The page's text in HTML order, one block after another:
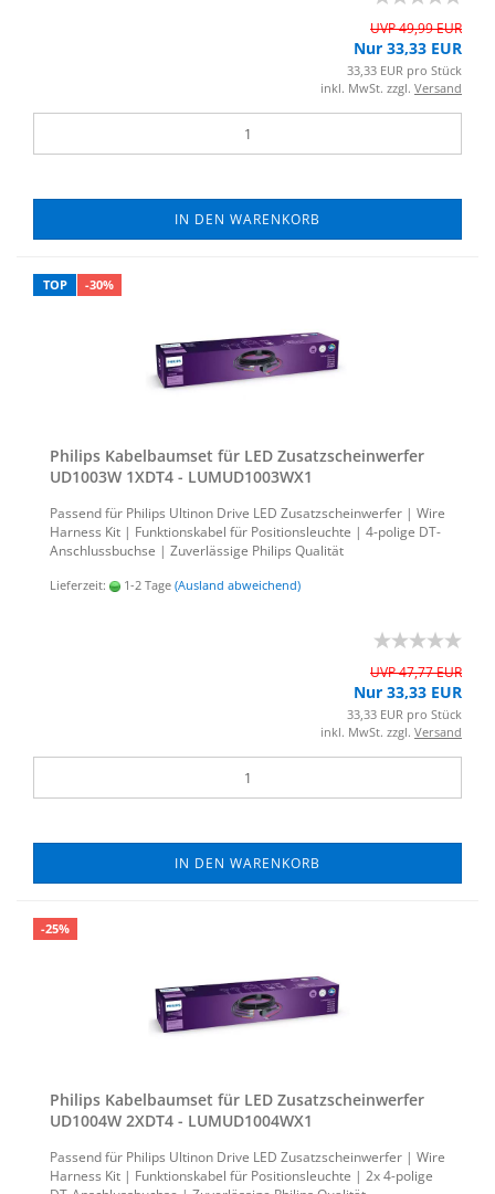
UVP 49,99 EUR
Nur 33,33 EUR
33,33 EUR pro Stück
inkl. MwSt. zzgl. Versand
IN DEN WARENKORB
TOP -30%
Phil­ips Ka­bel­baum­set für LED Zu­satz­schein­wer­fer
UD1003W 1XDT4 - LUMUD1003WX1
Pas­send für Phil­ips Ul­ti­non Drive LED Zu­satz­schein­wer­fer | Wire
Harness Kit | Funk­ti­ons­ka­bel für Po­si­ti­ons­leuch­te | 4-​polige DT-​
Anschlussbuchse | Zu­ver­läs­si­ge Phil­ips Qua­li­tät
Lieferzeit: 1-2 Tage (Ausland abweichend)
UVP 47,77 EUR
Nur 33,33 EUR
33,33 EUR pro Stück
inkl. MwSt. zzgl. Versand
IN DEN WARENKORB
-25%
Phil­ips Ka­bel­baum­set für LED Zu­satz­schein­wer­fer
UD1004W 2XDT4 - LUMUD1004WX1
Pas­send für Phil­ips Ul­ti­non Drive LED Zu­satz­schein­wer­fer | Wire
Harness Kit | Funk­ti­ons­ka­bel für Po­si­ti­ons­leuch­te | 2x 4-​polige